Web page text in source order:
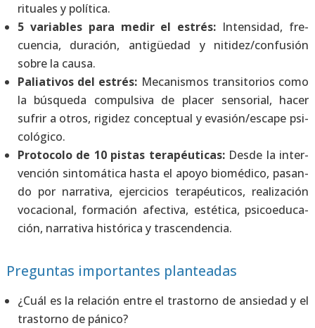
ritua­les y polí­ti­ca.
5 varia­bles para medir el estrés: Inten­si­dad, fre­
cuen­cia, dura­ción, anti­güe­dad y nitidez/confusión
sobre la cau­sa.
Palia­ti­vos del estrés: Meca­nis­mos tran­si­to­rios como
la bús­que­da com­pul­si­va de pla­cer sen­so­rial, hacer
sufrir a otros, rigi­dez con­cep­tual y evasión/escape psi­
co­ló­gi­co.
Pro­to­co­lo de 10 pis­tas tera­péu­ti­cas:Des­de la inter­
ven­ción sin­to­má­ti­ca has­ta el apo­yo bio­mé­di­co, pasan­
do por narra­ti­va, ejer­ci­cios tera­péu­ti­cos, rea­li­za­ción
voca­cio­nal, for­ma­ción afec­ti­va, esté­ti­ca, psi­co­edu­ca­
ción, narra­ti­va his­tó­ri­ca y tras­cen­den­cia.
Preguntas importantes planteadas
¿Cuál es la rela­ción entre el tras­torno de ansie­dad y el
tras­torno de páni­co?